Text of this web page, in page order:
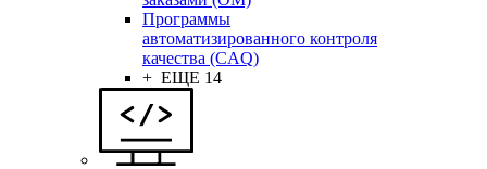
Программы
автоматизированного контроля
качества (CAQ)
+ ЕЩЕ 14